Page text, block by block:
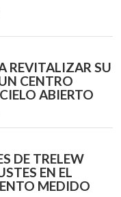
REVITALIZAR SU
CENTRO
ABIERTO
DE TRELEW
EN EL
MEDIDO